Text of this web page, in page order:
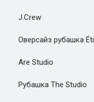
J.Crew
Оверсайз рубашка
Are Studio
Рубашка The Studio